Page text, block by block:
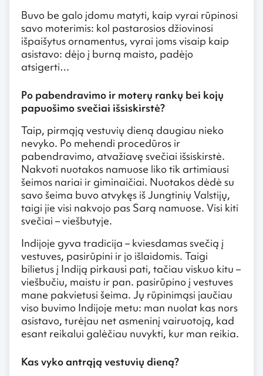
Buvo be galo įdomu matyti, kaip vyrai rūpinosi
savo moterimis: kol pastarosios džiovinosi
išpaišytus ornamentus, vyrai joms visaip kaip
asistavo: dėjo į burną maisto, padėjo
atsigerti…
Po pabendravimo ir moterų rankų bei kojų
papuošimo svečiai išsiskirstė?
Taip, pirmąją vestuvių dieną daugiau nieko
nevyko. Po mehendi procedūros ir
pabendravimo, atvažiavę svečiai išsiskirstė.
Nakvoti nuotakos namuose liko tik artimiausi
šeimos nariai ir giminaičiai. Nuotakos dėdė su
savo šeima buvo atvykęs iš Jungtinių Valstijų,
taigi jie visi nakvojo pas Sarą namuose. Visi kiti
svečiai – viešbutyje.
Indijoje gyva tradicija – kviesdamas svečią į
vestuves, pasirūpini ir jo išlaidomis. Taigi
bilietus į Indiją pirkausi pati, tačiau viskuo kitu –
viešbučiu, maistu ir pan. pasirūpino į vestuves
mane pakvietusi šeima. Jų rūpinimąsi jaučiau
viso buvimo Indijoje metu: man nuolat kas nors
asistavo, turėjau net asmeninį vairuotoją, kad
esant reikalui galėčiau nuvykti, kur man reikia.
Kas vyko antrąją vestuvių dieną?